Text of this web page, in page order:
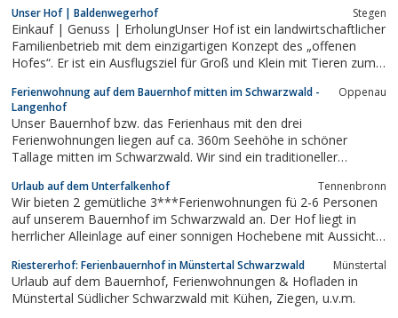
Unser Hof | Baldenwegerhof Stegen
Einkauf | Genuss | ErholungUnser Hof ist ein landwirtschaftlicher
Familienbetrieb mit dem einzigartigen Konzept des „offenen
Hofes“. Er ist ein Ausflugsziel für Groß und Klein mit Tieren zum
Ferienwohnung auf dem Bauernhof mitten im Schwarzwald -
Langenhof
Oppenau
Unser Bauernhof bzw. das Ferienhaus mit den drei
Ferienwohnungen liegen auf ca. 360m Seehöhe in schöner
Tallage mitten im Schwarzwald. Wir sind ein traditioneller
Forst- und Grünlandbetrieb mit Milchvieh und einer
Schwarzwälder Hausbrennerei. Im Stall stehen Milchkühe,...
Urlaub auf dem Unterfalkenhof Tennenbronn
Wir bieten 2 gemütliche 3***Ferienwohnungen fü 2-6 Personen
auf unserem Bauernhof im Schwarzwald an. Der Hof liegt in
herrlicher Alleinlage auf einer sonnigen Hochebene mit Aussicht
aktiven Bauernhof mit Kühen, Kälbern, Schweinen und Hühnern.
Spielplatz, Liegewiese...
Riestererhof: Ferienbauernhof in Münstertal Schwarzwald Münstertal
Urlaub auf dem Bauernhof, Ferienwohnungen & Hofladen in
Münstertal Südlicher Schwarzwald mit Kühen, Ziegen, u.v.m.